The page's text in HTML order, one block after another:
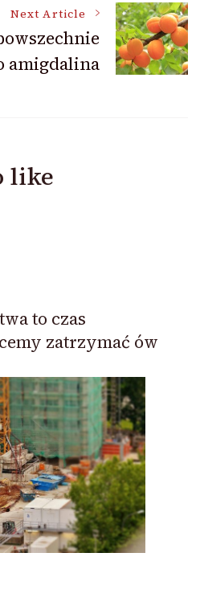
Next Article
amigdalina
like
to czas
zatrzymać ów